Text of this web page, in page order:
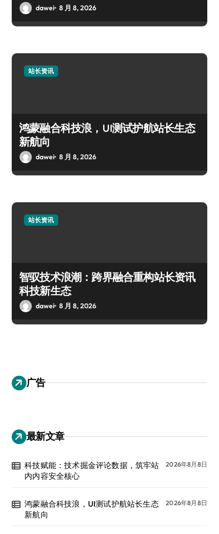
dawei 8 月 8, 2026
站长资讯
鸿蒙融合科技浪，UI测试护航站长生态
新航向
dawei 8 月 8, 2026
站长资讯
智驭技术浪潮：跨界融合重构站长资讯
科技新生态
dawei 8 月 8, 2026
广告
最新文章
科技赋能：技术掘金评论数据，筑牢站
内内容安全核心
2026年8月8日
鸿蒙融合科技浪，UI测试护航站长生态
新航向
2026年8月8日